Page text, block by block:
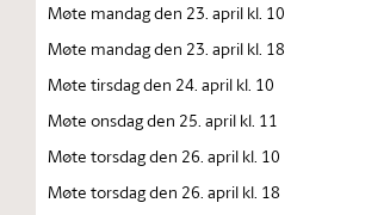
Møte mandag den 23. april kl. 10
Møte mandag den 23. april kl. 18
Møte tirsdag den 24. april kl. 10
Møte onsdag den 25. april kl. 11
Møte torsdag den 26. april kl. 10
Møte torsdag den 26. april kl. 18